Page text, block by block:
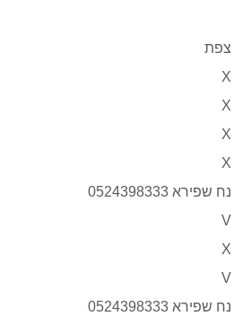
צפת
X
X
X
X
נח שפירא 0524398333
V
X
V
נח שפירא 0524398333